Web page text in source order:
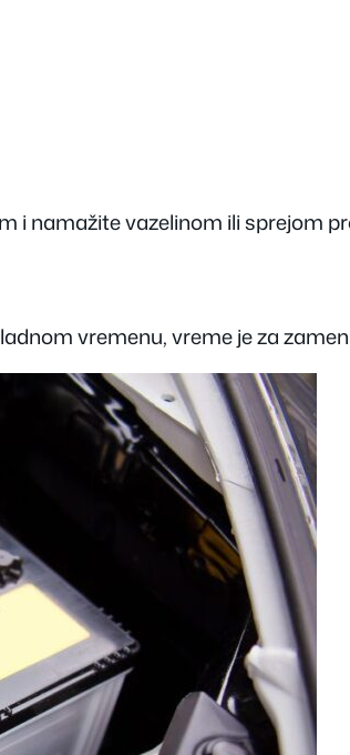
i namažite vazelinom ili sprejom
vremenu, vreme je za